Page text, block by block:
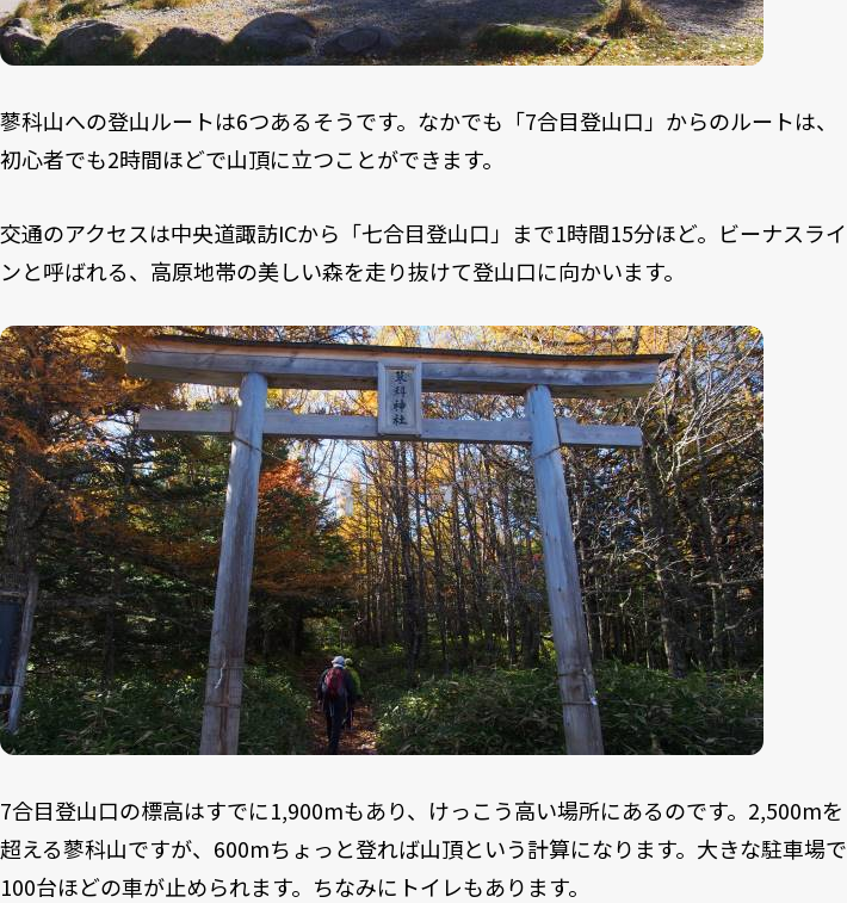
蓼科山への登山ルートは6つあるそうです。なかでも「7合目登山口」からのルートは、
初心者でも2時間ほどで山頂に立つことができます。
交通のアクセスは中央道諏訪ICから「七合目登山口」まで1時間15分ほど。ビーナスライ
ンと呼ばれる、高原地帯の美しい森を走り抜けて登山口に向かいます。
7合目登山口の標高はすでに1,900mもあり、けっこう高い場所にあるのです。2,500mを
超える蓼科山ですが、600mちょっと登れば山頂という計算になります。大きな駐車場で
100台ほどの車が止められます。ちなみにトイレもあります。